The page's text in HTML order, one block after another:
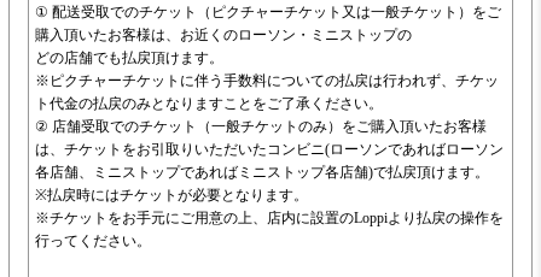
① 配送受取でのチケット（ピクチャーチケット又は一般チケット）をご
購入頂いたお客様は、お近くのローソン・ミニストップの
どの店舗でも払戻頂けます。
※ピクチャーチケットに伴う手数料についての払戻は行われず、チケッ
ト代金の払戻のみとなりますことをご了承ください。
② 店舗受取でのチケット（一般チケットのみ）をご購入頂いたお客様
は、チケットをお引取りいただいたコンビニ(ローソンであればローソン
各店舗、ミニストップであればミニストップ各店舗)で払戻頂けます。
※払戻時にはチケットが必要となります。
※チケットをお手元にご用意の上、店内に設置のLoppiより払戻の操作を
行ってください。